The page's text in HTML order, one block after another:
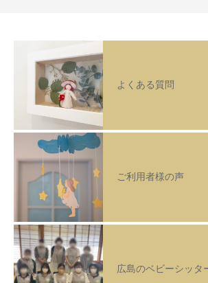
よくある質問
ご利用者様の声
広島のベビーシッタ